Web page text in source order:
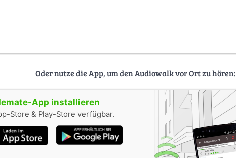
Oder nutze die App, um den Audiowalk vor Ort zu hören:
App installieren
Store & Play-Store verfügbar.